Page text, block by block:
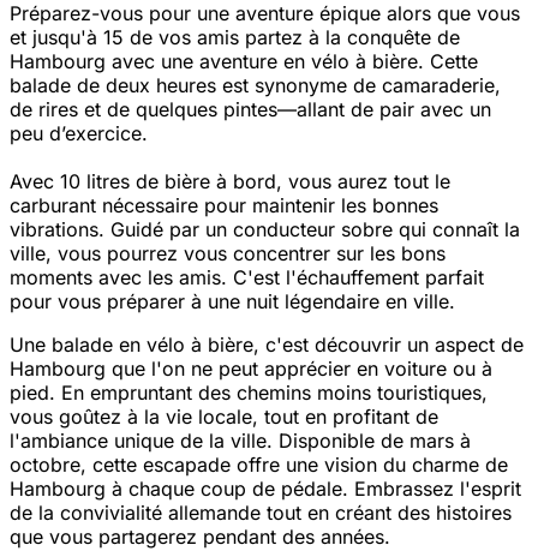
Préparez-vous pour une aventure épique alors que vous
et jusqu'à 15 de vos amis partez à la conquête de
Hambourg avec une aventure en vélo à bière. Cette
balade de deux heures est synonyme de camaraderie,
de rires et de quelques pintes—allant de pair avec un
peu d’exercice.
Avec 10 litres de bière à bord, vous aurez tout le
carburant nécessaire pour maintenir les bonnes
vibrations. Guidé par un conducteur sobre qui connaît la
ville, vous pourrez vous concentrer sur les bons
moments avec les amis. C'est l'échauffement parfait
pour vous préparer à une nuit légendaire en ville.
Une balade en vélo à bière, c'est découvrir un aspect de
Hambourg que l'on ne peut apprécier en voiture ou à
pied. En empruntant des chemins moins touristiques,
vous goûtez à la vie locale, tout en profitant de
l'ambiance unique de la ville. Disponible de mars à
octobre, cette escapade offre une vision du charme de
Hambourg à chaque coup de pédale. Embrassez l'esprit
de la convivialité allemande tout en créant des histoires
que vous partagerez pendant des années.